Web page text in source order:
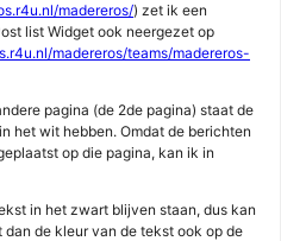
madereros/) zet ik een
list Widget ook neergezet op
madereros/teams/madereros-
pagina (de 2de pagina) staat de
het wit hebben. Omdat de berichten
op die pagina, kan ik in
in het zwart blijven staan, dus kan
de kleur van de tekst ook op de